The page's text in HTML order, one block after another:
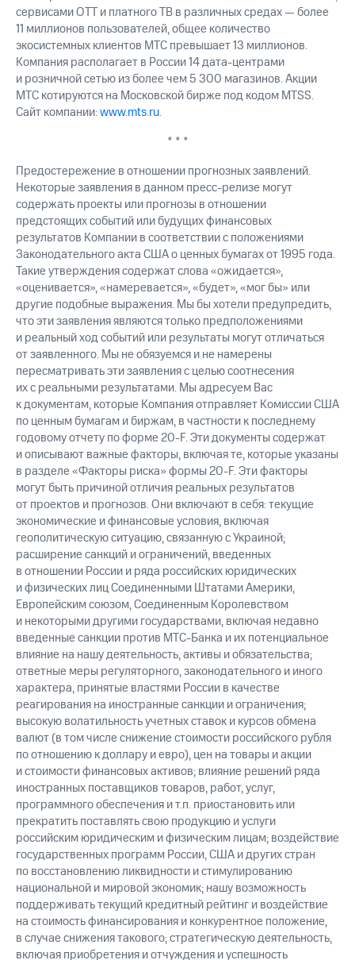
сервисами OTT и платного ТВ в различных средах — более
11 миллионов пользователей, общее количество
экосистемных клиентов МТС превышает 13 миллионов.
Компания располагает в России 14 дата-центрами
и розничной сетью из более чем 5 300 магазинов. Акции
МТС котируются на Московской бирже под кодом MTSS.
Сайт компании:www.mts.ru.
* * *
Предостережение в отношении прогнозных заявлений.
Некоторые заявления в данном пресс-релизе могут
содержать проекты или прогнозы в отношении
предстоящих событий или будущих финансовых
результатов Компании в соответствии с положениями
Законодательного акта США о ценных бумагах от 1995 года.
Такие утверждения содержат слова «ожидается»,
«оценивается», «намеревается», «будет», «мог бы» или
другие подобные выражения. Мы бы хотели предупредить,
что эти заявления являются только предположениями
и реальный ход событий или результаты могут отличаться
от заявленного. Мы не обязуемся и не намерены
пересматривать эти заявления с целью соотнесения
их с реальными результатами. Мы адресуем Вас
к документам, которые Компания отправляет Комиссии США
по ценным бумагам и биржам, в частности к последнему
годовому отчету по форме 20-F. Эти документы содержат
и описывают важные факторы, включая те, которые указаны
в разделе «Факторы риска» формы 20-F. Эти факторы
могут быть причиной отличия реальных результатов
от проектов и прогнозов. Они включают в себя: текущие
экономические и финансовые условия, включая
геополитическую ситуацию, связанную с Украиной;
расширение санкций и ограничений, введенных
в отношении России и ряда российских юридических
и физических лиц Соединенными Штатами Америки,
Европейским союзом, Соединенным Королевством
и некоторыми другими государствами, включая недавно
введенные санкции против МТС-Банка и их потенциальное
влияние на нашу деятельность, активы и обязательства;
ответные меры регуляторного, законодательного и иного
характера, принятые властями России в качестве
реагирования на иностранные санкции и ограничения;
высокую волатильность учетных ставок и курсов обмена
валют (в том числе снижение стоимости российского рубля
по отношению к доллару и евро), цен на товары и акции
и стоимости финансовых активов; влияние решений ряда
иностранных поставщиков товаров, работ, услуг,
программного обеспечения и т.п. приостановить или
прекратить поставлять свою продукцию и услуги
российским юридическим и физическим лицам; воздействие
государственных программ России, США и других стран
по восстановлению ликвидности и стимулированию
национальной и мировой экономик; нашу возможность
поддерживать текущий кредитный рейтинг и воздействие
на стоимость финансирования и конкурентное положение,
в случае снижения такового; стратегическую деятельность,
включая приобретения и отчуждения и успешность